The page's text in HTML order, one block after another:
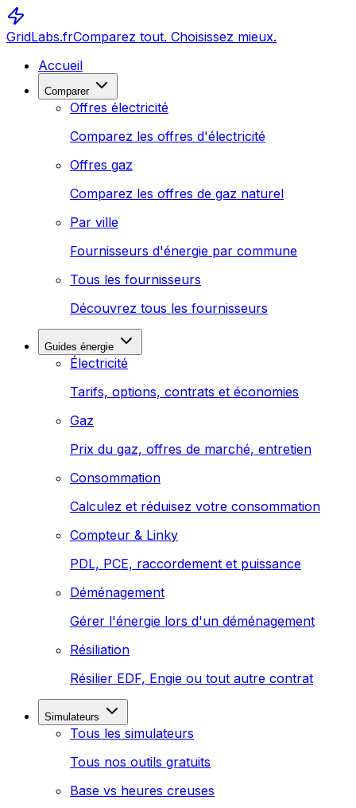
GridLabs.frComparez tout. Choisissez mieux.
Accueil
Comparer
Offres électricité
Comparez les offres d'électricité
Offres gaz
Comparez les offres de gaz naturel
Par ville
Fournisseurs d'énergie par commune
Tous les fournisseurs
Découvrez tous les fournisseurs
Guides énergie
Électricité
Tarifs, options, contrats et économies
Gaz
Prix du gaz, offres de marché, entretien
Consommation
Calculez et réduisez votre consommation
Compteur & Linky
PDL, PCE, raccordement et puissance
Déménagement
Gérer l'énergie lors d'un déménagement
Résiliation
Résilier EDF, Engie ou tout autre contrat
Simulateurs
Tous les simulateurs
Tous nos outils gratuits
Base vs heures creuses